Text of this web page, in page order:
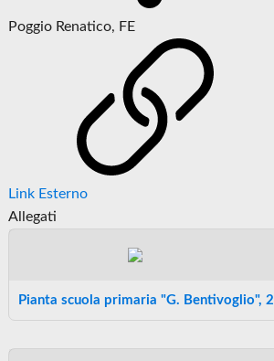
Poggio Renatico, FE
Link Esterno
Allegati
Pianta scuola primaria "G. Bentivoglio", 2